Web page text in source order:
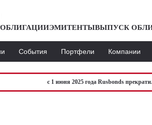
ОБЛИГАЦИИЭМИТЕНТЫВЫПУСК
События Портфели Компании
с 1 июня 2025 года Rusbonds